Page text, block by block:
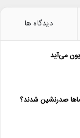
دیدگاه ها
می‌آید
صدرنشین شدند؟